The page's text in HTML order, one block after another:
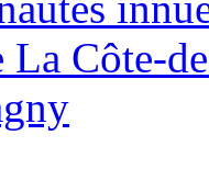
Côte-